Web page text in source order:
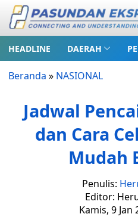
HEADLINE DAERAH
Beranda » NASIONAL
Jadwal
dan Cara
Mudah
Penulis:
Editor:
Kamis, 9 Jan